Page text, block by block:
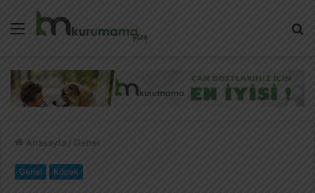
Menü
Anasayfa / Genel
Genel Köpek